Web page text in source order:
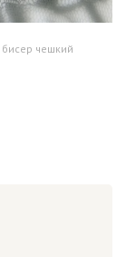
бисер чешкий